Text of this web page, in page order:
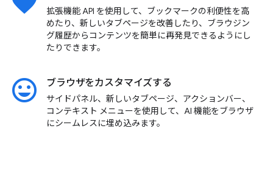
拡張機能 API を使用して、ブックマークの利便性を高
めたり、新しいタブページを改善したり、ブラウジン
グ履歴からコンテンツを簡単に再発見できるようにし
たりできます。
insert_emoticon ブラウザをカスタマイズする
サイドパネル、新しいタブページ、アクションバー、
コンテキスト メニューを使用して、AI 機能をブラウザ
にシームレスに埋め込みます。